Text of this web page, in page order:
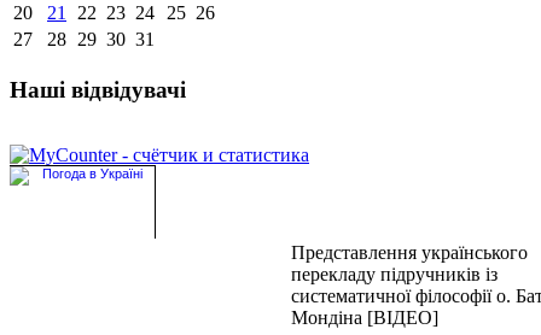
20
21 22 23 24 25 26
27
28 29 30 31
Наші відвідувачі
Представлення українського
перекладу підручників із
систематичної філософії о.
Мондіна [ВІДЕО]